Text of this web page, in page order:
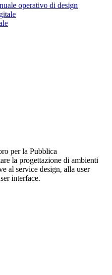
operativo di design
per la Pubblica
la progettazione di ambienti
al service design, alla user
interface.